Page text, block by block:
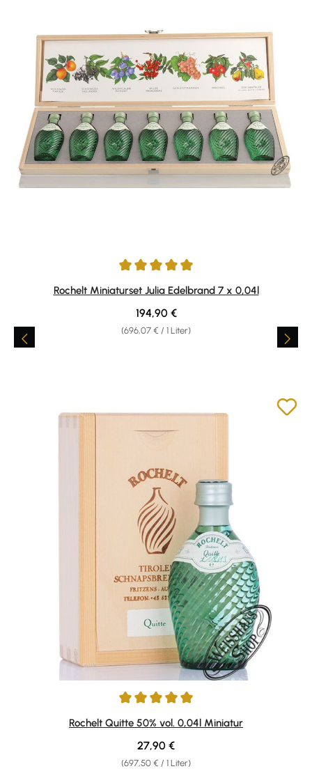
Durchschnittliche Bewertung von 5 von 5 Sternen
Rochelt Miniaturset Julia Edelbrand 7 x 0,04l
(696,07 € / 1 Liter)
Regulärer Preis:
194,90 €
Durchschnittliche Bewertung von 5 von 5 Sternen
Rochelt Quitte 50% vol. 0,04l Miniatur
(697,50 € / 1 Liter)
Regulärer Preis:
27,90 €